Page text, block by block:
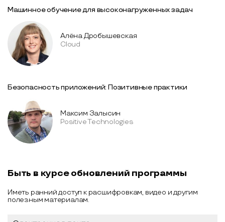
Машинное обучение для высоконагруженных задач
Алёна Дробышевская
Cloud
Безопасность приложений: Позитивные практики
Максим Залысин
Positive Technologies
Быть в курсе обновлений программы
Иметь ранний доступ к расшифровкам, видео и другим
полезным материалам.